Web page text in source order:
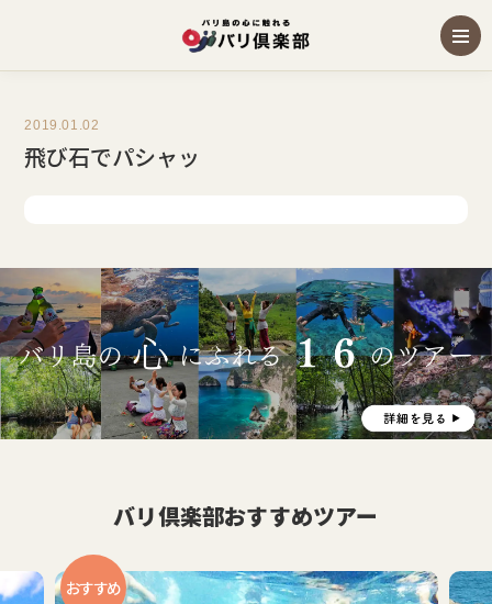
2019.01.02
飛び石でパシャッ
バリ倶楽部おすすめツアー
おすすめ